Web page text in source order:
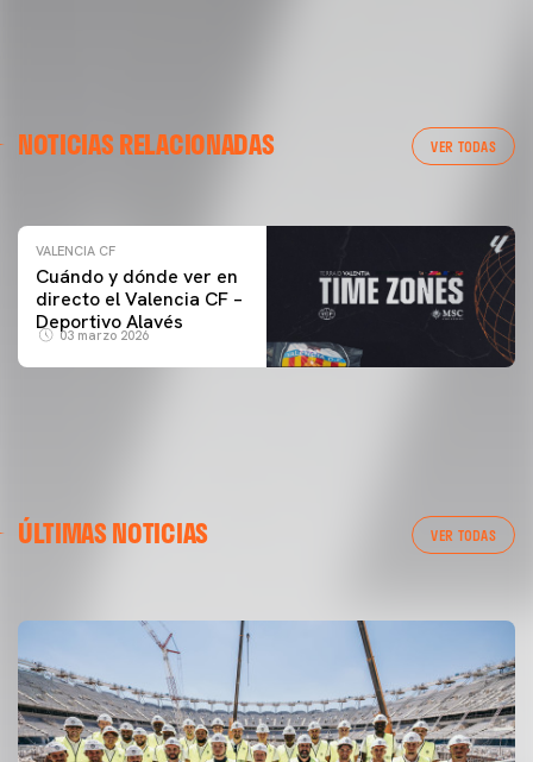
NOTICIAS RELACIONADAS VER TODAS
ENTRENAMIENTO DEL VALENCIA CF 04/03/26
VALENCIA CF
Cuándo y dónde ver en
directo el Valencia CF –
Deportivo Alavés
03 marzo 2026
ÚLTIMAS NOTICIAS VER TODAS
MESTALLA 📍